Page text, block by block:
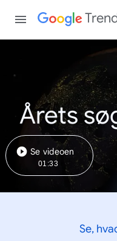
Årets
Se videoen
01:33
Se,